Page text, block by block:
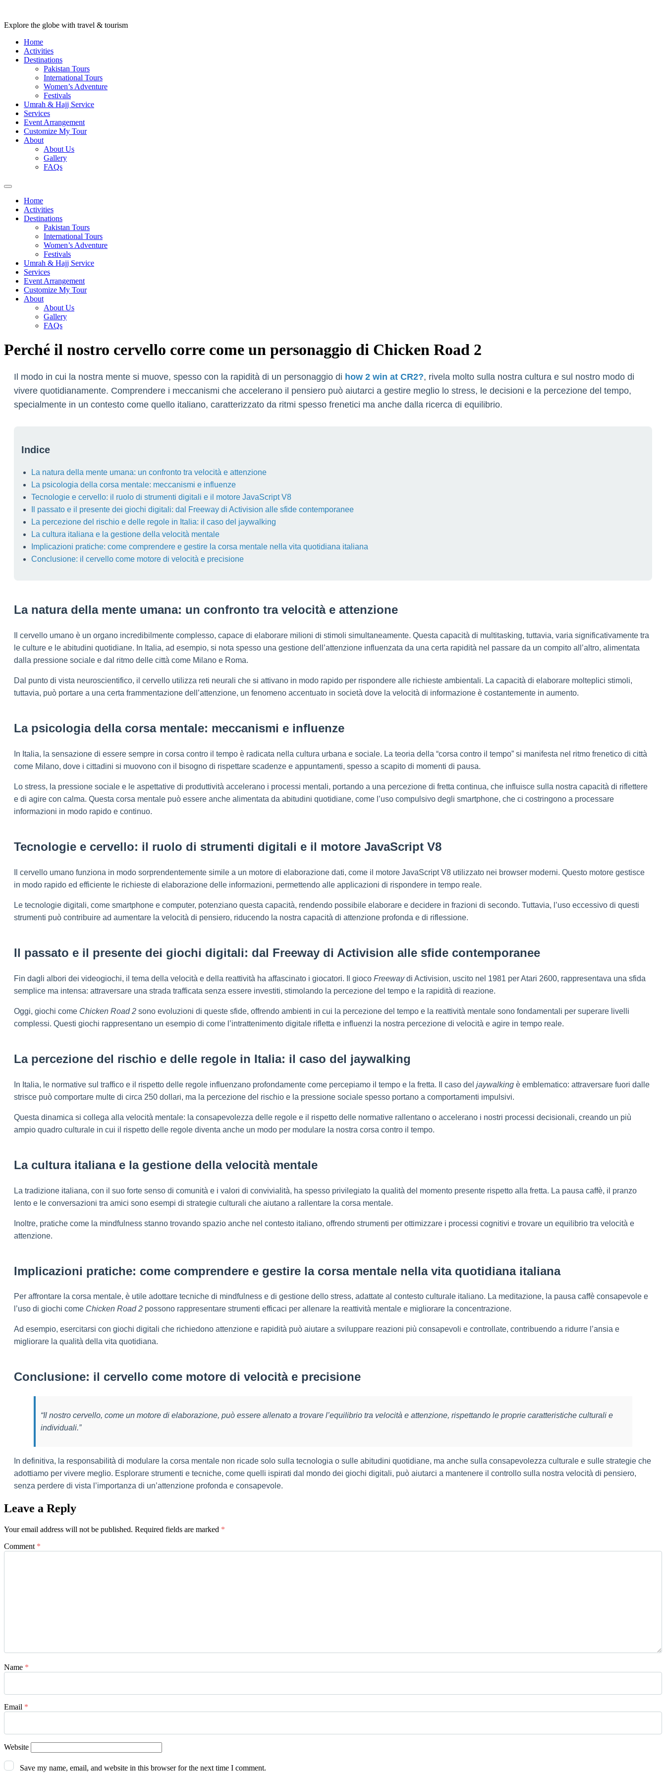
Explore the globe with travel & tourism
Home
Activities
Destinations
Pakistan Tours
International Tours
Women’s Adventure
Festivals
Umrah & Hajj Service
Services
Event Arrangement
Customize My Tour
About
About Us
Gallery
FAQs
Home
Activities
Destinations
Pakistan Tours
International Tours
Women’s Adventure
Festivals
Umrah & Hajj Service
Services
Event Arrangement
Customize My Tour
About
About Us
Gallery
FAQs
Perché il nostro cervello corre come un personaggio di Chicken Road 2
Il modo in cui la nostra mente si muove, spesso con la rapidità di un personaggio di how 2 win at CR2?, rivela molto sulla nostra cultura e sul nostro modo di
vivere quotidianamente. Comprendere i meccanismi che accelerano il pensiero può aiutarci a gestire meglio lo stress, le decisioni e la percezione del tempo,
specialmente in un contesto come quello italiano, caratterizzato da ritmi spesso frenetici ma anche dalla ricerca di equilibrio.
Indice
La natura della mente umana: un confronto tra velocità e attenzione
La psicologia della corsa mentale: meccanismi e influenze
Tecnologie e cervello: il ruolo di strumenti digitali e il motore JavaScript V8
Il passato e il presente dei giochi digitali: dal Freeway di Activision alle sfide contemporanee
La percezione del rischio e delle regole in Italia: il caso del jaywalking
La cultura italiana e la gestione della velocità mentale
Implicazioni pratiche: come comprendere e gestire la corsa mentale nella vita quotidiana italiana
Conclusione: il cervello come motore di velocità e precisione
La natura della mente umana: un confronto tra velocità e attenzione
Il cervello umano è un organo incredibilmente complesso, capace di elaborare milioni di stimoli simultaneamente. Questa capacità di multitasking, tuttavia, varia significativamente tra
le culture e le abitudini quotidiane. In Italia, ad esempio, si nota spesso una gestione dell’attenzione influenzata da una certa rapidità nel passare da un compito all’altro, alimentata
dalla pressione sociale e dal ritmo delle città come Milano e Roma.
Dal punto di vista neuroscientifico, il cervello utilizza reti neurali che si attivano in modo rapido per rispondere alle richieste ambientali. La capacità di elaborare molteplici stimoli,
tuttavia, può portare a una certa frammentazione dell’attenzione, un fenomeno accentuato in società dove la velocità di informazione è costantemente in aumento.
La psicologia della corsa mentale: meccanismi e influenze
In Italia, la sensazione di essere sempre in corsa contro il tempo è radicata nella cultura urbana e sociale. La teoria della “corsa contro il tempo” si manifesta nel ritmo frenetico di città
come Milano, dove i cittadini si muovono con il bisogno di rispettare scadenze e appuntamenti, spesso a scapito di momenti di pausa.
Lo stress, la pressione sociale e le aspettative di produttività accelerano i processi mentali, portando a una percezione di fretta continua, che influisce sulla nostra capacità di riflettere
e di agire con calma. Questa corsa mentale può essere anche alimentata da abitudini quotidiane, come l’uso compulsivo degli smartphone, che ci costringono a processare
informazioni in modo rapido e continuo.
Tecnologie e cervello: il ruolo di strumenti digitali e il motore JavaScript V8
Il cervello umano funziona in modo sorprendentemente simile a un motore di elaborazione dati, come il motore JavaScript V8 utilizzato nei browser moderni. Questo motore gestisce
in modo rapido ed efficiente le richieste di elaborazione delle informazioni, permettendo alle applicazioni di rispondere in tempo reale.
Le tecnologie digitali, come smartphone e computer, potenziano questa capacità, rendendo possibile elaborare e decidere in frazioni di secondo. Tuttavia, l’uso eccessivo di questi
strumenti può contribuire ad aumentare la velocità di pensiero, riducendo la nostra capacità di attenzione profonda e di riflessione.
Il passato e il presente dei giochi digitali: dal Freeway di Activision alle sfide contemporanee
Fin dagli albori dei videogiochi, il tema della velocità e della reattività ha affascinato i giocatori. Il gioco Freewaydi Activision, uscito nel 1981 per Atari 2600, rappresentava una sfida
semplice ma intensa: attraversare una strada trafficata senza essere investiti, stimolando la percezione del tempo e la rapidità di reazione.
Oggi, giochi come Chicken Road 2 sono evoluzioni di queste sfide, offrendo ambienti in cui la percezione del tempo e la reattività mentale sono fondamentali per superare livelli
complessi. Questi giochi rappresentano un esempio di come l’intrattenimento digitale rifletta e influenzi la nostra percezione di velocità e agire in tempo reale.
La percezione del rischio e delle regole in Italia: il caso del jaywalking
In Italia, le normative sul traffico e il rispetto delle regole influenzano profondamente come percepiamo il tempo e la fretta. Il caso del jaywalking è emblematico: attraversare fuori dalle
strisce può comportare multe di circa 250 dollari, ma la percezione del rischio e la pressione sociale spesso portano a comportamenti impulsivi.
Questa dinamica si collega alla velocità mentale: la consapevolezza delle regole e il rispetto delle normative rallentano o accelerano i nostri processi decisionali, creando un più
ampio quadro culturale in cui il rispetto delle regole diventa anche un modo per modulare la nostra corsa contro il tempo.
La cultura italiana e la gestione della velocità mentale
La tradizione italiana, con il suo forte senso di comunità e i valori di convivialità, ha spesso privilegiato la qualità del momento presente rispetto alla fretta. La pausa caffè, il pranzo
lento e le conversazioni tra amici sono esempi di strategie culturali che aiutano a rallentare la corsa mentale.
Inoltre, pratiche come la mindfulness stanno trovando spazio anche nel contesto italiano, offrendo strumenti per ottimizzare i processi cognitivi e trovare un equilibrio tra velocità e
attenzione.
Implicazioni pratiche: come comprendere e gestire la corsa mentale nella vita quotidiana italiana
Per affrontare la corsa mentale, è utile adottare tecniche di mindfulness e di gestione dello stress, adattate al contesto culturale italiano. La meditazione, la pausa caffè consapevole e
l’uso di giochi come Chicken Road 2 possono rappresentare strumenti efficaci per allenare la reattività mentale e migliorare la concentrazione.
Ad esempio, esercitarsi con giochi digitali che richiedono attenzione e rapidità può aiutare a sviluppare reazioni più consapevoli e controllate, contribuendo a ridurre l’ansia e
migliorare la qualità della vita quotidiana.
Conclusione: il cervello come motore di velocità e precisione
“Il nostro cervello, come un motore di elaborazione, può essere allenato a trovare l’equilibrio tra velocità e attenzione, rispettando le proprie caratteristiche culturali e
individuali.”
In definitiva, la responsabilità di modulare la corsa mentale non ricade solo sulla tecnologia o sulle abitudini quotidiane, ma anche sulla consapevolezza culturale e sulle strategie che
adottiamo per vivere meglio. Esplorare strumenti e tecniche, come quelli ispirati dal mondo dei giochi digitali, può aiutarci a mantenere il controllo sulla nostra velocità di pensiero,
senza perdere di vista l’importanza di un’attenzione profonda e consapevole.
Leave a Reply
Your email address will not be published. Required fields are marked *
Comment *
Name *
Email *
Website
Save my name, email, and website in this browser for the next time I comment.